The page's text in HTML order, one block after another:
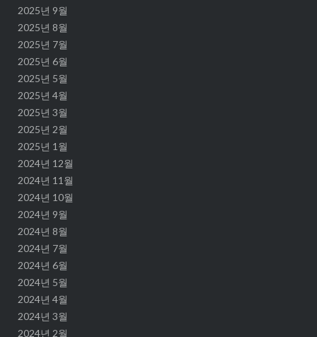
2025년 9월
2025년 8월
2025년 7월
2025년 6월
2025년 5월
2025년 4월
2025년 3월
2025년 2월
2025년 1월
2024년 12월
2024년 11월
2024년 10월
2024년 9월
2024년 8월
2024년 7월
2024년 6월
2024년 5월
2024년 4월
2024년 3월
2024년 2월